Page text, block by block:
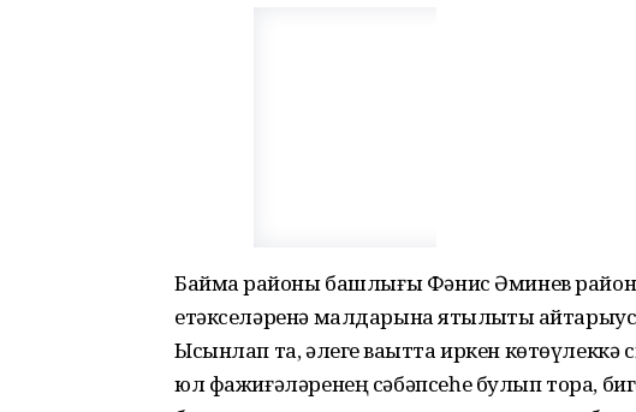
Баймаҡ районы башлығы Фәнис Әминев
етәкселәренә малдарына яҡтылыҡты
Ысынлап та, әлеге ваҡытта иркен көтөүлеккә
юл фажиғәләренең сәбәпсеһе булып тора,